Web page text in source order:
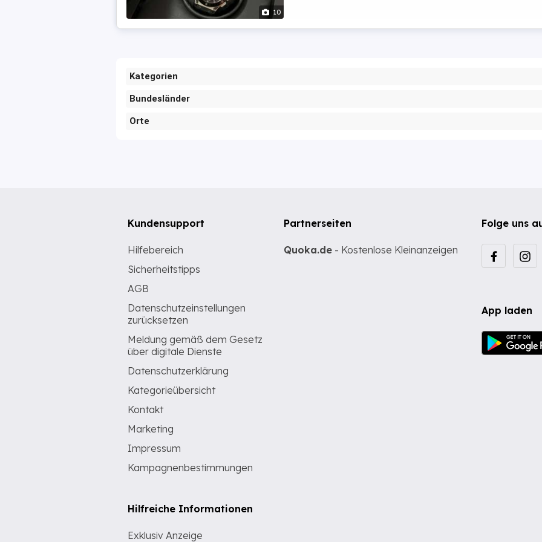
10
Kategorien
Bundesländer
Orte
Folge uns
App laden
Kundensupport
Hilfebereich
Sicherheitstipps
AGB
Datenschutzeinstellungen
zurücksetzen
Meldung gemäß dem Gesetz
über digitale Dienste
Datenschutzerklärung
Kategorieübersicht
Kontakt
Marketing
Impressum
Kampagnenbestimmungen
Hilfreiche Informationen
Exklusiv Anzeige
Partnerseiten
Quoka.de - Kostenlose Kleinanzeigen